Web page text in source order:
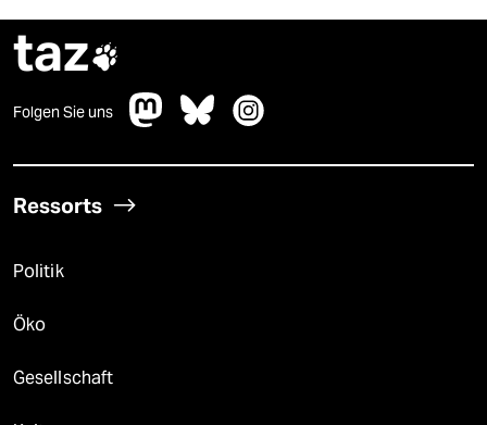
taz
Folgen Sie uns
Ressorts
Politik
Öko
Gesellschaft